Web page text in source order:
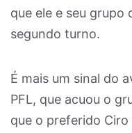
que ele e seu grupo
segundo turno.
É mais um sinal do
PFL, que acuou o
que o preferido